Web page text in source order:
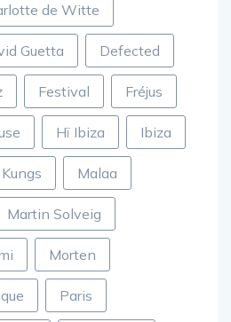
de Witte
Guetta Defected
Festival Fréjus
Hï Ibiza Ibiza
Kungs Malaa
Martin Solveig
Morten
Paris